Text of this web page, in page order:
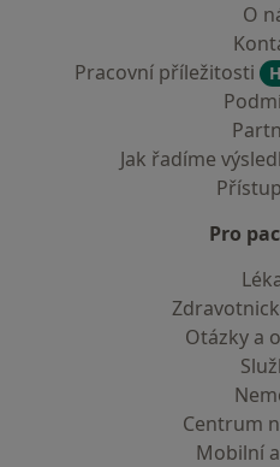
O
Pracovní příležitosti
Jak řadíme
Pro
Otázky a
Centrum
Mobilní